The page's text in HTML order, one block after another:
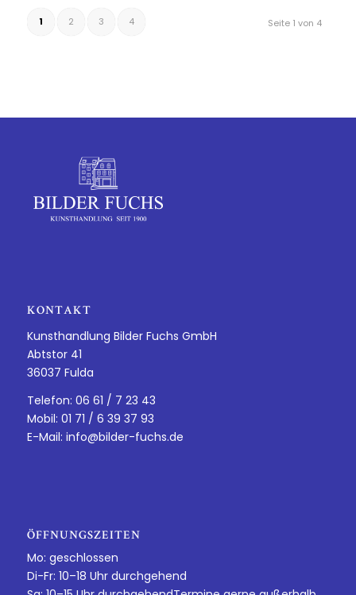
Seite 1 von 4
1 2 3 4
KONTAKT
Kunsthandlung Bilder Fuchs GmbH
Abtstor 41
36037 Fulda
Telefon: 06 61 / 7 23 43
Mobil: 01 71 / 6 39 37 93
E-Mail: info@bilder-fuchs.de
ÖFFNUNGSZEITEN
Mo: geschlossen
Di-Fr: 10–18 Uhr durchgehend